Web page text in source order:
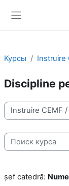
Курсы Instruire
Discipline
Категории курсов
Поиск курса
șef catedră: